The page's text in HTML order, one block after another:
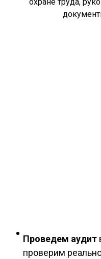
Проведем аудит
проверим